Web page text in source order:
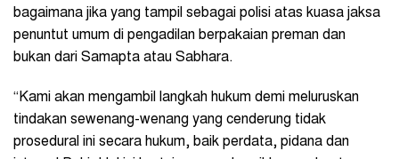
bagaimana jika yang tampil sebagai polisi atas kuasa jaksa
penuntut umum di pengadilan berpakaian preman dan
bukan dari Samapta atau Sabhara.
“Kami akan mengambil langkah hukum demi meluruskan
tindakan sewenang-wenang yang cenderung tidak
prosedural ini secara hukum, baik perdata, pidana dan